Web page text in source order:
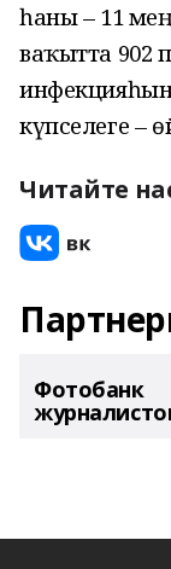
һаны – 11
ваҡытта 902
күпселеге –
Читайте
Фотобанк